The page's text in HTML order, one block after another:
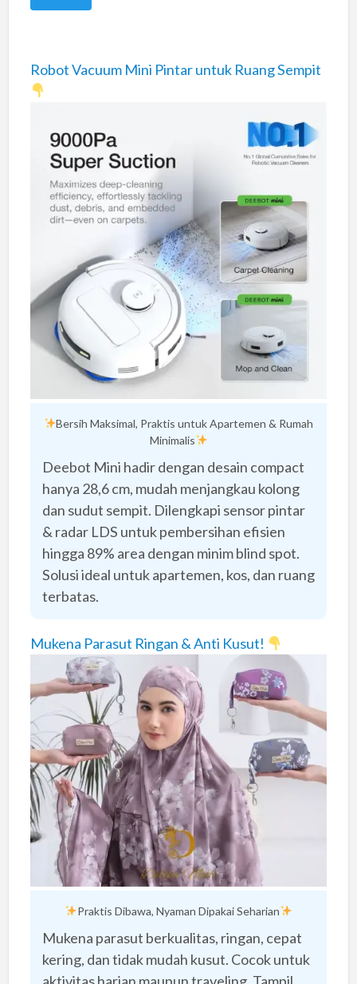
Robot Vacuum Mini Pintar untuk Ruang Sempit
Bersih Maksimal, Praktis untuk Apartemen & Rumah
Minimalis
Deebot Mini hadir dengan desain compact
hanya 28,6 cm, mudah menjangkau kolong
dan sudut sempit. Dilengkapi sensor pintar
& radar LDS untuk pembersihan efisien
hingga 89% area dengan minim blind spot.
Solusi ideal untuk apartemen, kos, dan ruang
terbatas.
Mukena Parasut Ringan & Anti Kusut!
Praktis Dibawa, Nyaman Dipakai Seharian
Mukena parasut berkualitas, ringan, cepat
kering, dan tidak mudah kusut. Cocok untuk